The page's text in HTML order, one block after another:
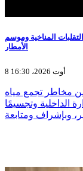
المناخية وموسم
الأمطار
8 أوت 2026، 16:30
مخاطر تجمع مياه
الداخلية وتجسيمًا